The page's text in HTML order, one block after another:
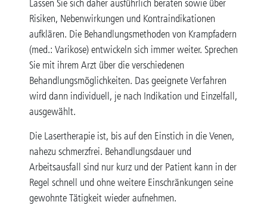
Lassen Sie sich daher ausführlich beraten sowie über
Risiken, Nebenwirkungen und Kontraindikationen
aufklären. Die Behandlungsmethoden von Krampfadern
(med.: Varikose) entwickeln sich immer weiter. Sprechen
Sie mit ihrem Arzt über die verschiedenen
Behandlungsmöglichkeiten. Das geeignete Verfahren
wird dann individuell, je nach Indikation und Einzelfall,
ausgewählt.
Die Lasertherapie ist, bis auf den Einstich in die Venen,
nahezu schmerzfrei. Behandlungsdauer und
Arbeitsausfall sind nur kurz und der Patient kann in der
Regel schnell und ohne weitere Einschränkungen seine
gewohnte Tätigkeit wieder aufnehmen.